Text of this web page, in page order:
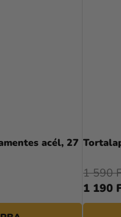
acél, 27
1 190
1 590